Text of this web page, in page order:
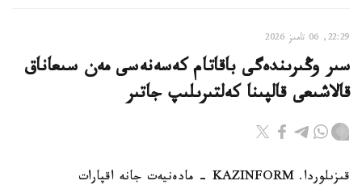
22:29, 06 تامىز 2026
سىر وڭىرىندەگى باقاتام كەسەنەسى مەن سىعاناق
قالاشىعى قالپىنا كەلتىرىلىپ جاتىر
قىزىلوردا. KAZINFORM - مادەنيەت جانە اقپارات